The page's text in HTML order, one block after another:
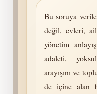
Bu soruya
değil, evleri,
yönetim
adaleti,
arayışını ve
de içine alan